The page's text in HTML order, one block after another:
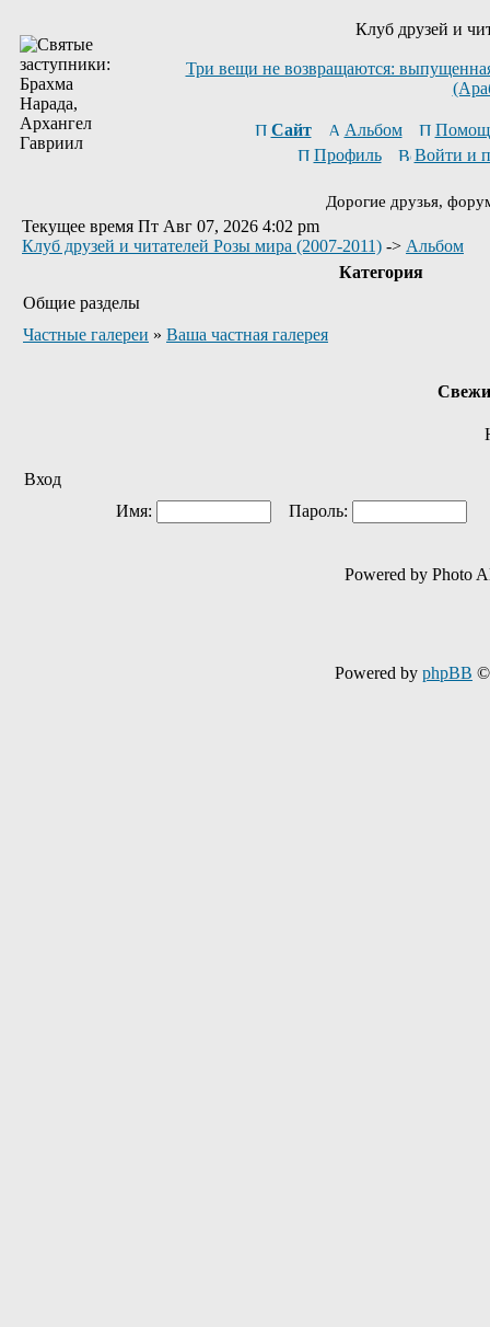
Клуб друзей и
Три вещи не возвращаются:
Сайт Альбом
Профиль
Войти и
Дорогие друзья,
Текущее время Пт Авг 07, 2026 4:02 pm
Клуб друзей и читателей Розы мира (2007-2011) -> Альбом
Категория
Общие разделы
Частные галереи » Ваша частная галерея
Вход
Имя:
Пароль:
Powered by Photo
Powered by phpBB ©